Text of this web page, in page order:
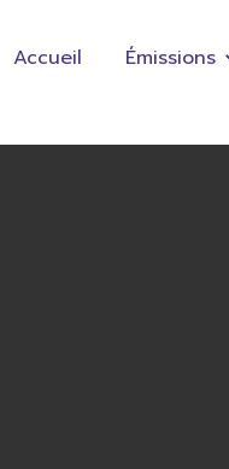
Accueil Émissions